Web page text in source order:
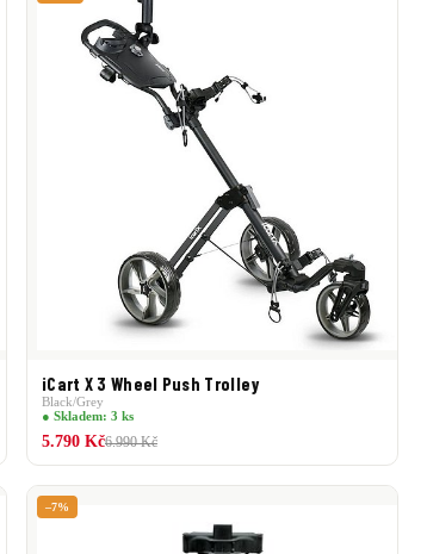
iCart X 3 Wheel Push Trolley
Black/Grey
● Skladem: 3 ks
5.790 Kč6.990 Kč
–7%